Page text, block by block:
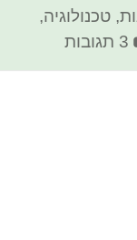
,טכנולוגיה,
3 תגובות על